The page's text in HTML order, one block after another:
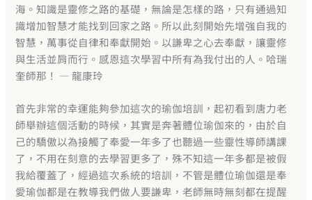
海。知識是靈修之路的基礎，無論是怎樣的路，只有通過知
識增加智慧才能找到回家之路。 所以此刻開始先增強自我的
智慧，萬事從自律和奉獻開始。以謙卑之心去奉獻，讓靈修
與生活並肩而行。感恩這次學習中所有為我付出的人。哈瑞
奎師那！ — 龍康玲
首先非常的幸運能夠參加這次的瑜伽培訓，起初看到唐力老
師舉辦這個活動的時候，其實是奔著體位瑜伽來的，由於自
己的驕傲以為接觸了奉愛一年多了也聽過一些靈性導師講課
了，不用在刻意的去學習更多了，殊不知這一年多都是被假
我給覆蓋了，經過這次系統的培訓，不管是體位瑜伽還是奉
愛瑜伽都是在教導我們做人要謙卑，老師無時無刻都在提醒